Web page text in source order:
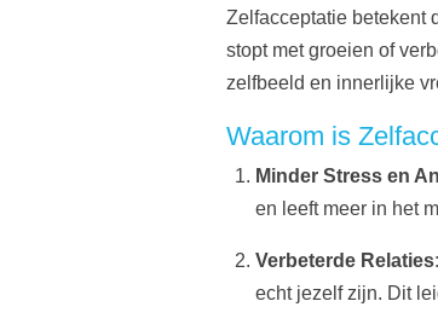
Zelfacceptatie betekent
stopt met groeien of
zelfbeeld en innerlijke
Waarom is
Minder Stress en
en leeft meer in het
Verbeterde Relaties
echt jezelf zijn. Dit